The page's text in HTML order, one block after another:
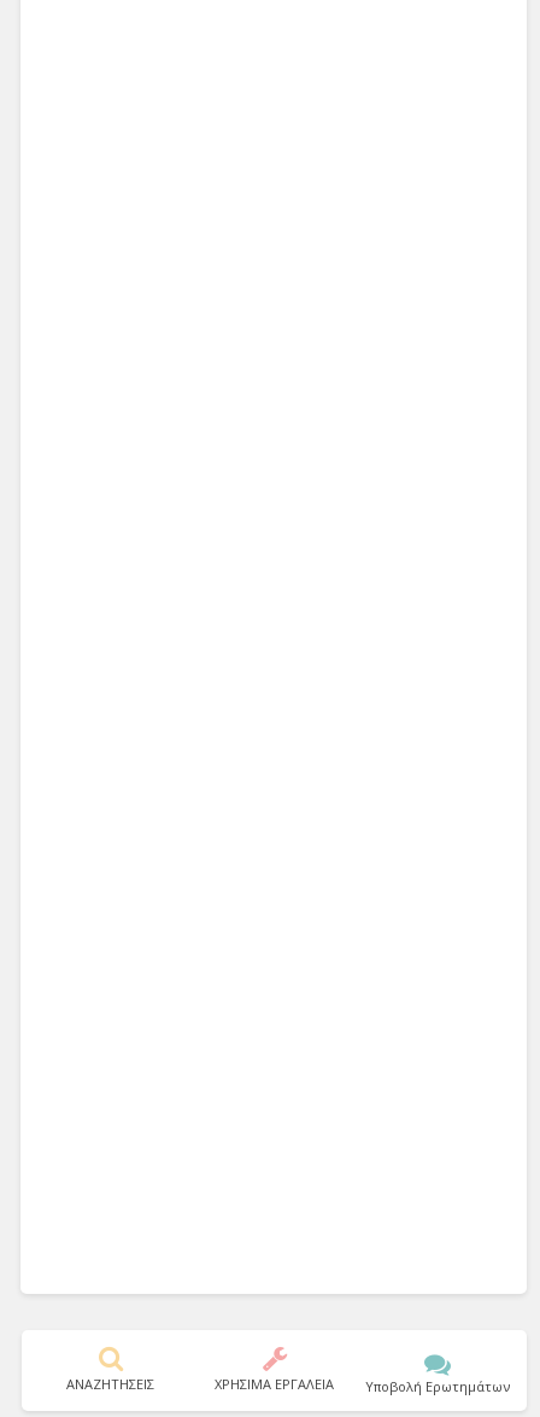
ΑΝΑΖΗΤΗΣΕΙΣ ΧΡΗΣΙΜΑ ΕΡΓΑΛΕΙΑ Υποβολή Ερωτημάτων